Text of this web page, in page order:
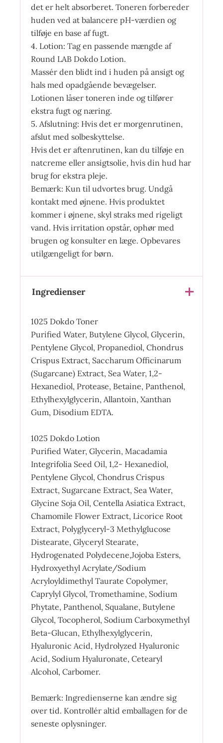
det er helt absorberet. Toneren forbereder
huden ved at balancere pH-værdien og
tilføje en base af fugt.
4. Lotion: Tag en passende mængde af
Round LAB Dokdo Lotion.
Massér den blidt ind i huden på ansigt og
hals med opadgående bevægelser.
Lotionen låser toneren inde og tilfører
ekstra fugt og næring.
5. Afslutning: Hvis det er morgenrutinen,
afslut med solbeskyttelse.
Hvis det er aftenrutinen, kan du tilføje en
natcreme eller ansigtsolie, hvis din hud har
brug for ekstra pleje.
Bemærk: Kun til udvortes brug. Undgå
kontakt med øjnene. Hvis produktet
kommer i øjnene, skyl straks med rigeligt
vand. Hvis irritation opstår, ophør med
brugen og konsulter en læge. Opbevares
utilgængeligt for børn.
Ingredienser
1025 Dokdo Toner
Purified Water, Butylene Glycol, Glycerin,
Pentylene Glycol, Propanediol, Chondrus
Crispus Extract, Saccharum Officinarum
(Sugarcane) Extract, Sea Water, 1,2-
Hexanediol, Protease, Betaine, Panthenol,
Ethylhexylglycerin, Allantoin, Xanthan
Gum, Disodium EDTA.
1025 Dokdo Lotion
Purified Water, Glycerin, Macadamia
Integrifolia Seed Oil, 1,2- Hexanediol,
Pentylene Glycol, Chondrus Crispus
Extract, Sugarcane Extract, Sea Water,
Glycine Soja Oil, Centella Asiatica Extract,
Chamomile Flower Extract, Licorice Root
Extract, Polyglyceryl-3 Methylglucose
Distearate, Glyceryl Stearate,
Hydrogenated Polydecene,Jojoba Esters,
Hydroxyethyl Acrylate/Sodium
Acryloyldimethyl Taurate Copolymer,
Caprylyl Glycol, Tromethamine, Sodium
Phytate, Panthenol, Squalane, Butylene
Glycol, Tocopherol, Sodium Carboxymethyl
Beta-Glucan, Ethylhexylglycerin,
Hyaluronic Acid, Hydrolyzed Hyaluronic
Acid, Sodium Hyaluronate, Cetearyl
Alcohol, Carbomer.
Bemærk: Ingredienserne kan ændre sig
over tid. Kontrollér altid emballagen for de
seneste oplysninger.